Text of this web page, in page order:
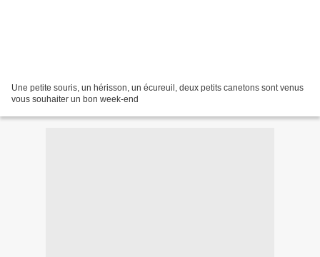
Une petite souris, un hérisson, un écureuil, deux petits canetons sont venus
vous souhaiter un bon week-end